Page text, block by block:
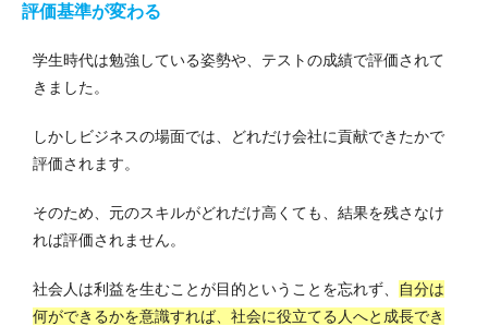
評価基準が変わる
学生時代は勉強している姿勢や、テストの成績で評価されて
きました。
しかしビジネスの場面では、どれだけ会社に貢献できたかで
評価されます。
そのため、元のスキルがどれだけ高くても、結果を残さなけ
れば評価されません。
社会人は利益を生むことが目的ということを忘れず、
自分は
何ができるかを意識すれば、社会に役立てる人へと成長でき